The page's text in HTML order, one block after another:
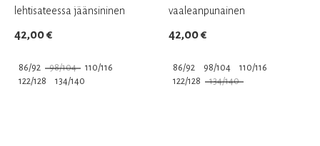
lehtisateessa jäänsininen
42,00€
86/92 98/104
110/116
122/128
134/140
vaaleanpunainen
42,00€
86/92 98/104
110/116
122/128
134/140